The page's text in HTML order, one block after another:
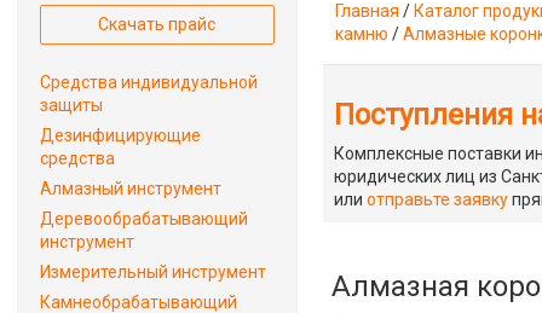
Главная / Каталог
камню /Алмазные
Поступления
Комплексные поставки
юридических лиц из
илиотправьте заявку
Алмазная
Скачать прайс
Средства индивидуальной
защиты
Дезинфицирующие
средства
Алмазный инструмент
Деревообрабатывающий
инструмент
Измерительный инструмент
Камнеобрабатывающий